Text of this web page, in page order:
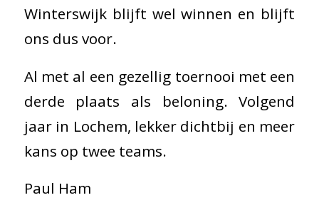
Winterswijk blijft wel winnen en blijft
ons dus voor.
Al met al een gezellig toernooi met een
derde plaats als beloning. Volgend
jaar in Lochem, lekker dichtbij en meer
kans op twee teams.
Paul Ham